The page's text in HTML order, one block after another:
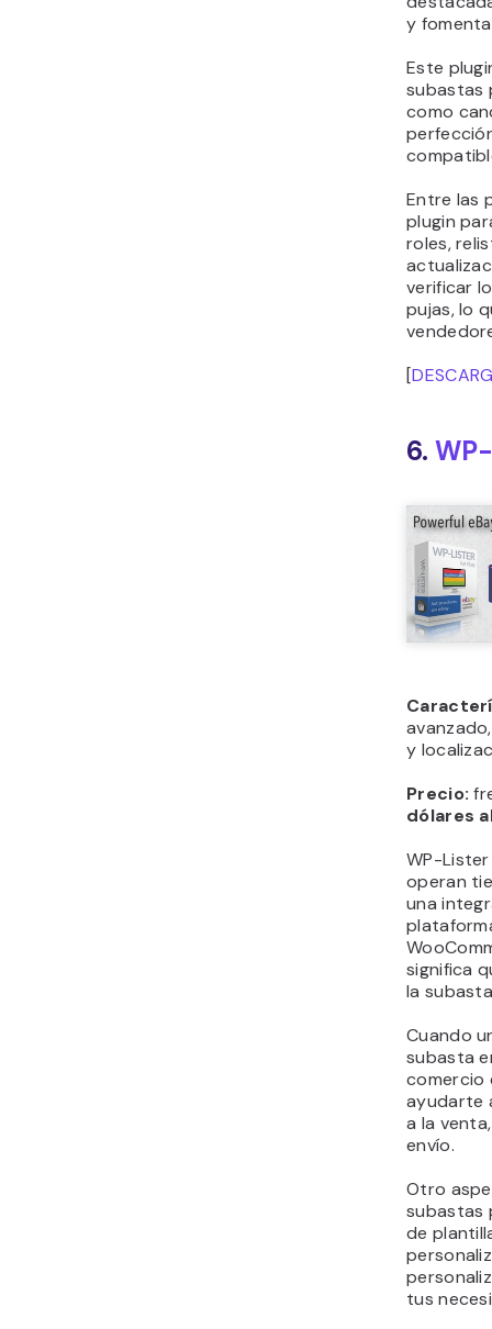
y
Este
subastas
como
Entre las
plugin
roles,
verificar
pujas, lo
[
6.
y
Precio:
dólares
WP-
operan
una
significa
la
Cuando
subasta
comercio
ayudarte
a la
envío.
Otro
subastas
de
tus